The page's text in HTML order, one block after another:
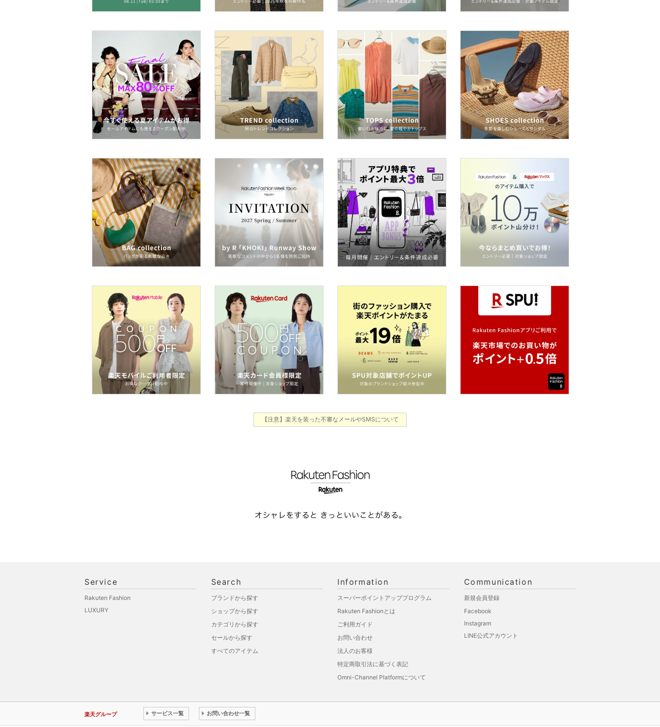
ヘアアクセサリー
ー用品
スーツ・フォーマル
水着・スイムグッズ
着物・浴衣・和装小物
スキンケア
ボディケア・オーラルケ
ア
ヘアケア
インテリア・生活雑貨
スマホグッズ・オーディ
オ機器
文房具
福袋・ギフト・その他
【注意】楽天を装った不審なメールやSMSについて
Service
Rakuten Fashion
LUXURY
Search
ブランドから探す
ショップから探す
カテゴリから探す
セールから探す
すべてのアイテム
Information
スーパーポイントアッププログラム
Rakuten Fashionとは
ご利用ガイド
お問い合わせ
法人のお客様
特定商取引法に基づく表記
Omni-Channel Platformについて
Communication
新規会員登録
Facebook
Instagram
LINE公式アカウント
楽天グループ サービス一覧 お問い合わせ一覧